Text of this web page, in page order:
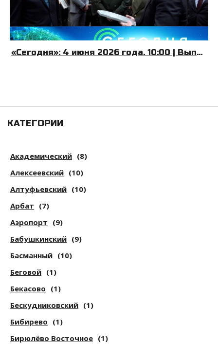
«Сегодня»: 4 июня 2026 года. 10:00 | Выпуск новостей | Новости НТВ
КАТЕГОРИИ
Академический (8)
Алексеевский (10)
Алтуфьевский (10)
Арбат (7)
Аэропорт (9)
Бабушкинский (9)
Басманный (10)
Беговой (1)
Бекасово (1)
Бескудниковский (1)
Бибирево (1)
Бирюлёво Восточное (1)